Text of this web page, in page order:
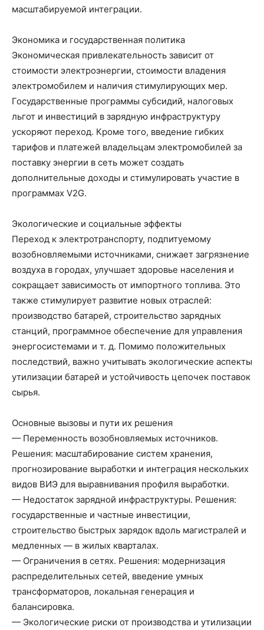
масштабируемой интеграции.
Экономика и государственная политика
Экономическая привлекательность зависит от
стоимости электроэнергии, стоимости владения
электромобилем и наличия стимулирующих мер.
Государственные программы субсидий, налоговых
льгот и инвестиций в зарядную инфраструктуру
ускоряют переход. Кроме того, введение гибких
тарифов и платежей владельцам электромобилей за
поставку энергии в сеть может создать
дополнительные доходы и стимулировать участие в
программах V2G.
Экологические и социальные эффекты
Переход к электротранспорту, подпитуемому
возобновляемыми источниками, снижает загрязнение
воздуха в городах, улучшает здоровье населения и
сокращает зависимость от импортного топлива. Это
также стимулирует развитие новых отраслей:
производство батарей, строительство зарядных
станций, программное обеспечение для управления
энергосистемами и т. д. Помимо положительных
последствий, важно учитывать экологические аспекты
утилизации батарей и устойчивость цепочек поставок
сырья.
Основные вызовы и пути их решения
— Переменность возобновляемых источников.
Решения: масштабирование систем хранения,
прогнозирование выработки и интеграция нескольких
видов ВИЭ для выравнивания профиля выработки.
— Недостаток зарядной инфраструктуры. Решения:
государственные и частные инвестиции,
строительство быстрых зарядок вдоль магистралей и
медленных — в жилых кварталах.
— Ограничения в сетях. Решения: модернизация
распределительных сетей, введение умных
трансформаторов, локальная генерация и
балансировка.
— Экологические риски от производства и утилизации